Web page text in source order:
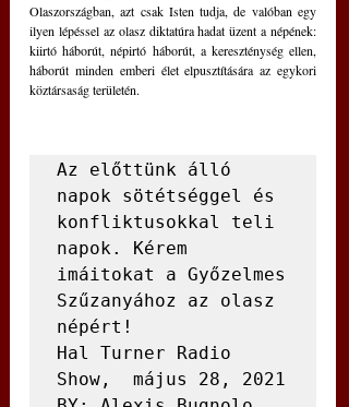
Olaszországban, azt csak Isten tudja, de valóban egy
ilyen lépéssel az olasz diktatúra hadat üzent a népének:
kiirtó háborút, népirtó háborút, a kereszténység ellen,
háborút minden emberi élet elpusztítására az egykori
köztársaság területén.
Az előttünk álló
napok sötétséggel és
konfliktusokkal teli
napok. Kérem
imáitokat a Győzelmes
Szűzanyához az olasz
népért!
Hal Turner Radio
Show,  május 28, 2021